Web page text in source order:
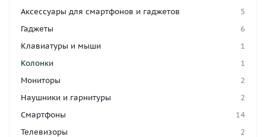
Аксессуары для смартфонов и гаджетов
5
Гаджеты
6
Клавиатуры и мыши
1
Колонки
1
Мониторы
2
Наушники и гарнитуры
2
Смартфоны
14
Телевизоры
2